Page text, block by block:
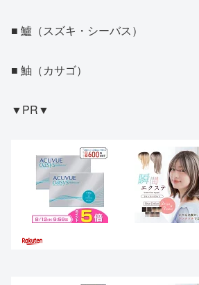
■ 鱸（スズキ・シーバス）
■ 鮋（カサゴ）
▼PR▼